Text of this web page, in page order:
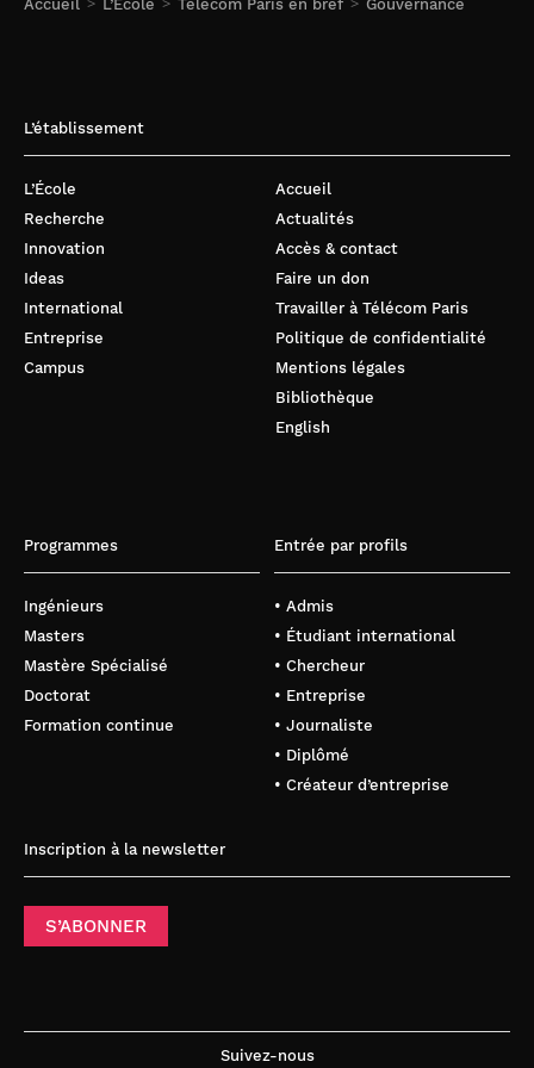
Accueil L’École Télécom Paris en bref Gouvernance
Florence Tupin
L’établissement
L’École
Recherche
Innovation
Ideas
International
Entreprise
Campus
Accueil
Actualités
Accès & contact
Faire un don
Travailler à Télécom Paris
Politique de confidentialité
Mentions légales
Bibliothèque
English
Programmes
Ingénieurs
Masters
Mastère Spécialisé
Doctorat
Formation continue
Entrée par profils
• Admis
• Étudiant international
• Chercheur
• Entreprise
• Journaliste
• Diplômé
• Créateur d’entreprise
Inscription à la newsletter
S’ABONNER
Suivez-nous